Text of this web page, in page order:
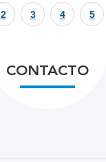
2 3 4 5
CONTACTO